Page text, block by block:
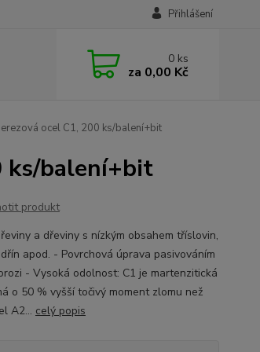
Přihlášení
0 ks
za 0,00 Kč
ocel C1, 200 ks/balení+bit
ks/balení+bit
produkt
a dřeviny s nízkým obsahem tříslovin,
apod. - Povrchová úprava pasivováním
- Vysoká odolnost: C1 je martenzitická
o 50 % vyšší točivý moment zlomu než
A2... celý popis